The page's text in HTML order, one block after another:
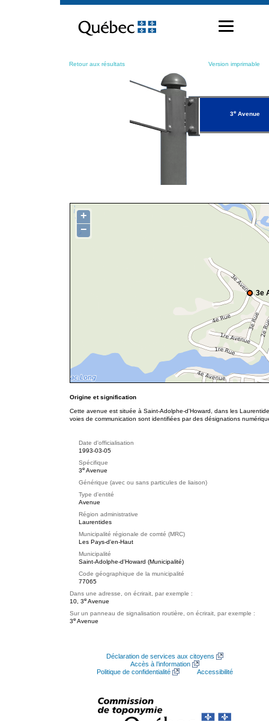
contenu
Retour aux résultats Version imprimable
3eAvenue
3e
+
−
Origine et signification
Cette avenue est située à Saint-Adolphe-d'Howard, dans les
voies de communication sont identifiées par des désignations
Date d'officialisation
1993-03-05
Spécifique
3e Avenue
Générique (avec ou sans particules de liaison)
Type d'entité
Avenue
Région administrative
Laurentides
Municipalité régionale de comté (MRC)
Les Pays-d'en-Haut
Municipalité
Saint-Adolphe-d'Howard (Municipalité)
Code géographique de la municipalité
77065
Dans une adresse, on écrirait, par exemple :
10, 3e Avenue
Sur un panneau de signalisation routière, on écrirait, par exemple :
3e Avenue
Déclaration de services aux citoyens
Accès à l’information
Politique de confidentialité
Accessibilité